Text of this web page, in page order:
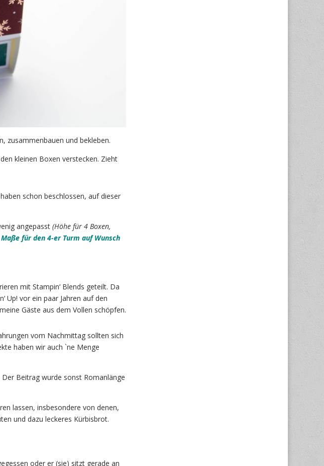
zusammenbauen und bekleben.
kleinen Boxen verstecken. Zieht
schon beschlossen, auf dieser
angepasst (Höhe für 4 Boxen,
für den 4-er Turm auf Wunsch
mit Stampin‘ Blends geteilt. Da
Up! vor ein paar Jahren auf den
Gäste aus dem Vollen schöpfen.
vom Nachmittag sollten sich
haben wir auch `ne Menge
Beitrag wurde sonst Romanlänge
lassen, insbesondere von denen,
und dazu leckeres Kürbisbrot.
oder er (sie) sitzt gerade an